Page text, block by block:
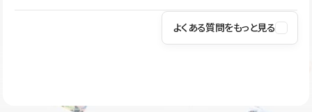
はSSL/TLSによる通信暗号化に対応しており、悪質なスクリプトの
操作方法や機能については、ヘルプセンターでご確認いただけま
ユーザー同士で質問・相談できるコミュニティもご利用ください。
よくある質問をもっと見る